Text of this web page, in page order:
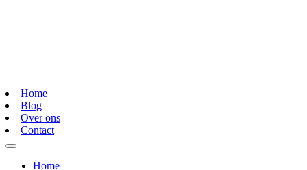
Home
Blog
Over ons
Contact
Home